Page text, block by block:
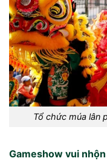
Tổ chức múa lân
Gameshow vui nhộn